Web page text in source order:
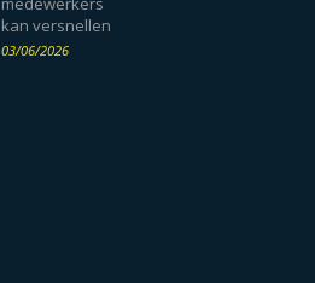
kan versnellen
03/06/2026